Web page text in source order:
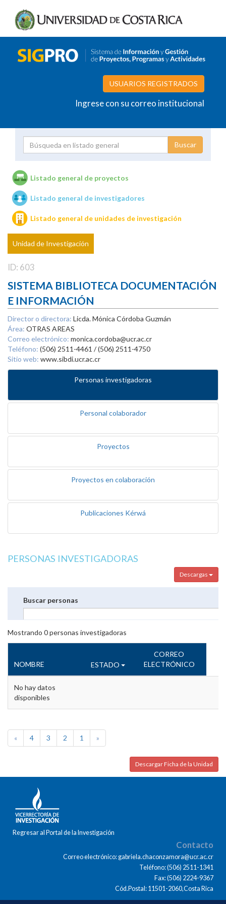
USUARIOS REGISTRADOS
Ingrese con su correo institucional
Unidades de investigación
Listado general de proyectos
Listado general de investigadores
Listado general de unidades de investigación
Unidad de Investigación
ID: 603
SISTEMA BIBLIOTECA DOCUMENTACIÓN
E INFORMACIÓN
Director o directora: Licda. Mónica Córdoba Guzmán
Área: OTRAS AREAS
Correo electrónico: monica.cordoba@ucr.ac.cr
Teléfono: (506) 2511-4461 / (506) 2511-4750
Sitio web: www.sibdi.ucr.ac.cr
Personas investigadoras
Personal colaborador
Proyectos
Proyectos en colaboración
Publicaciones Kérwá
PERSONAS INVESTIGADORAS
Descargas
Buscar personas
Mostrando 0personas investigadoras
NOMBRE ESTADO
CORREO
ELECTRÓNICO
No hay datos
disponibles
« 4 3 2 1 »
Descargar Ficha de la Unidad
Regresar al Portal de la Investigación
Contacto
Correo electrónico: gabriela.chaconzamora@ucr.ac.cr
Teléfono: (506) 2511-1341
Fax: (506) 2224-9367
Cód.Postal: 11501-2060,Costa Rica